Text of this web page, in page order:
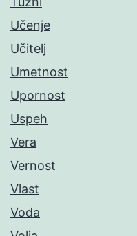
Učenje
Učitelj
Umetnost
Upornost
Uspeh
Vera
Vernost
Vlast
Voda